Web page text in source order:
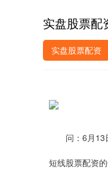
实盘股票配
实盘股票配资
问：6月13日
短线股票配资